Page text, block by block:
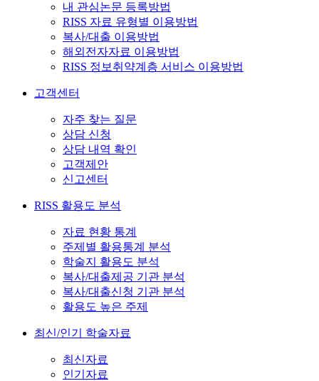
내 관심논문 등록방법
RISS 자료 유형별 이용방법
복사/대출 이용방법
해외전자자료 이용방법
RISS 정보취약계층 서비스 이용방법
고객센터
자주 찾는 질문
상담 신청
상담 내역 확인
고객제안
신고센터
RISS 활용도 분석
자료 현황 통계
주제별 활용통계 분석
학술지 활용도 분석
복사/대출제공 기관 분석
복사/대출신청 기관 분석
활용도 높은 주제
최신/인기 학술자료
최신자료
인기자료